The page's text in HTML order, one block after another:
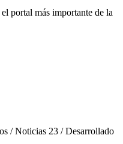
portal más importante de la
/ Noticias 23 / Desarrollado